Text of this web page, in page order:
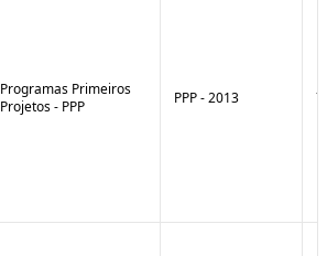
Programas Primeiros
Projetos - PPP
PPP - 2013